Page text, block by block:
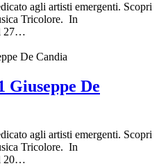
agli artisti emergenti. Scopri
Tricolore. In
27…
Giuseppe De
agli artisti emergenti. Scopri
Tricolore. In
20…